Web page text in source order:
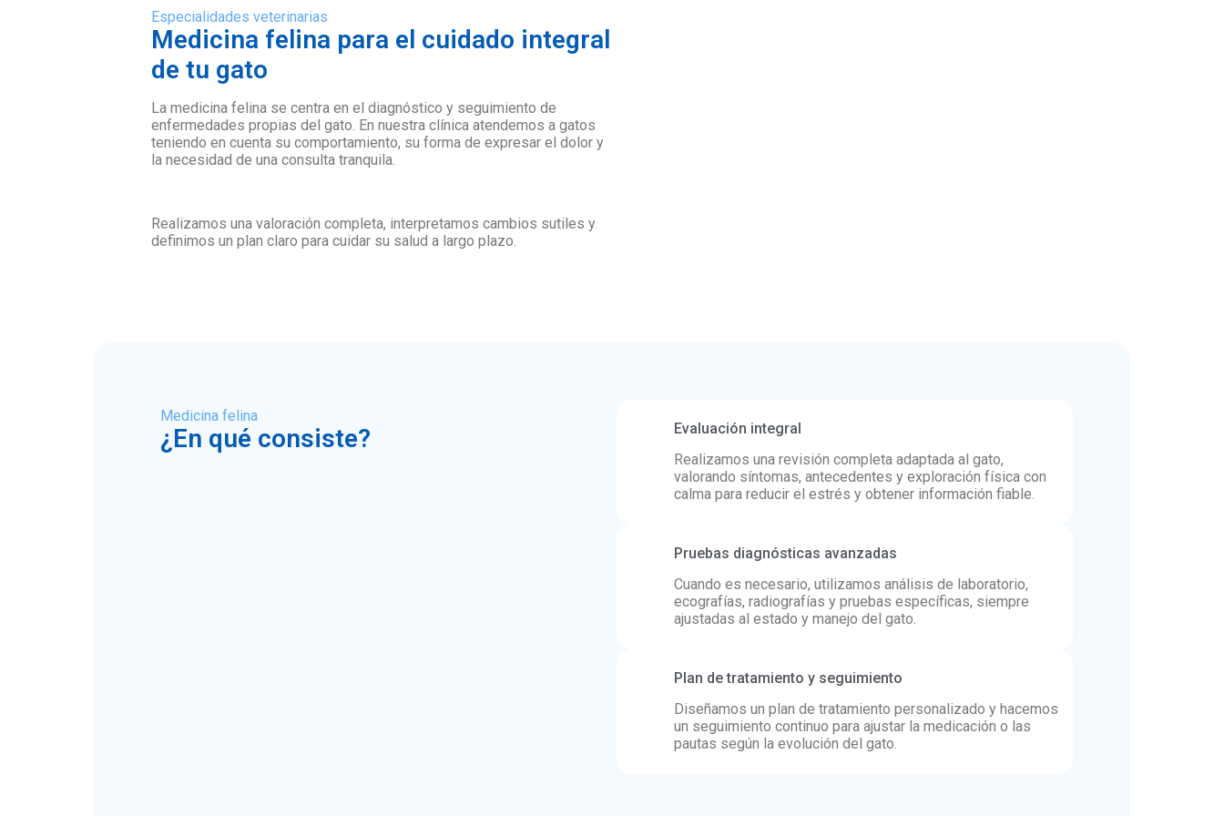
Especialidades veterinarias
Medicina felina para el cuidado integral
de tu gato
La medicina felina se centra en el diagnóstico y seguimiento de
enfermedades propias del gato. En nuestra clínica atendemos a gatos
teniendo en cuenta su comportamiento, su forma de expresar el dolor y
la necesidad de una consulta tranquila.
Realizamos una valoración completa, interpretamos cambios sutiles y
definimos un plan claro para cuidar su salud a largo plazo.
Medicina felina
¿En qué consiste?
Evaluación integral
Realizamos una revisión completa adaptada al gato,
valorando síntomas, antecedentes y exploración física con
calma para reducir el estrés y obtener información fiable.
Pruebas diagnósticas avanzadas
Cuando es necesario, utilizamos análisis de laboratorio,
ecografías, radiografías y pruebas específicas, siempre
ajustadas al estado y manejo del gato.
Plan de tratamiento y seguimiento
Diseñamos un plan de tratamiento personalizado y hacemos
un seguimiento continuo para ajustar la medicación o las
pautas según la evolución del gato.